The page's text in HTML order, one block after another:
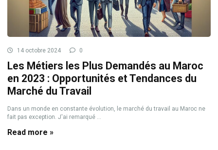
14 octobre 2024 0
Les Métiers les Plus Demandés au Maroc
en 2023 : Opportunités et Tendances du
Marché du Travail
Dans un monde en constante évolution, le marché du travail au Maroc ne
fait pas exception. J'ai remarqué ...
Read more »